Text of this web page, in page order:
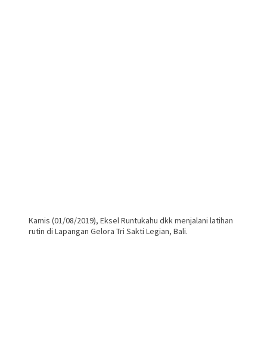
Kamis (01/08/2019), Eksel Runtukahu dkk menjalani latihan
rutin di Lapangan Gelora Tri Sakti Legian, Bali.